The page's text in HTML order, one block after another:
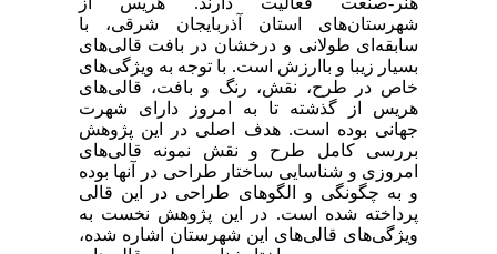
شهرستان‌های استان آذربایجان شرقی، با
سابقه‌ای طولانی و درخشان در بافت قالی‌های
بسیار زیبا و با‌ارزش است. با توجه به ویژگی‌های
خاص در طرح، نقش، رنگ و بافت، قالی‌های
هریس از گذشته تا به امروز دارای شهرت
جهانی بوده است. هدف اصلی در این پژوهش
بررسی کامل طرح و نقش نمونه قالی‌های
امروزی و شناسایی ساختار طراحی در آنها بوده
و به چگونگی و الگوهای طراحی در این قالی
پرداخته شده است. در این پژوهش نخست به
ویژگی‌های قالی‌های این شهرستان اشاره شده،